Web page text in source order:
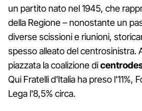
un partito nato nel 1945, che
della Regione – nonostante un
diverse scissioni e riunioni,
spesso alleato del centrosinistra.
piazzata la coalizione di
Qui Fratelli d'Italia ha preso l'11%,
Lega l'8,5% circa.